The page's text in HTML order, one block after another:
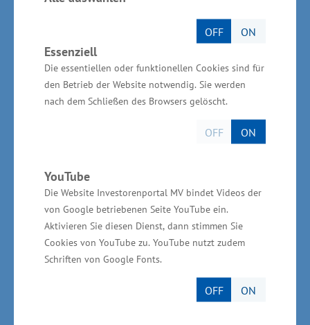
OFF ON
Essenziell
Die essentiellen oder funktionellen Cookies sind für
den Betrieb der Website notwendig. Sie werden
nach dem Schließen des Browsers gelöscht.
OFF ON
YouTube
Die Website Investorenportal MV bindet Videos der
von Google betriebenen Seite YouTube ein.
Aktivieren Sie diesen Dienst, dann stimmen Sie
Cookies von YouTube zu. YouTube nutzt zudem
Schriften von Google Fonts.
OFF ON
Mecklenburg-Vorpommern und die Region
Waren an der Müritz weltweit und ist ein
Aushängeschild des Industriestandortes MV. Als
einzige Gießerei ihrer Art außerhalb Asiens
erfreut es mich umso mehr, dass sie mit ihren
Produkten die Effizienzbemühungen der
Bestandsschifffahrt bedienen können. Einen
eigener Forschungen - selbstständig und sehr
aktiv“, führte Staatssekretär Jochen Schulte
weiter aus.
Produktion und Innovation
Zum Produktions- und Leistungsprogramm von